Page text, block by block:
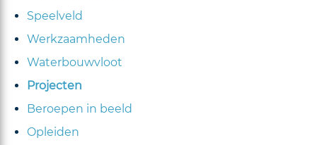
Speelveld
Werkzaamheden
Waterbouwvloot
Projecten
Beroepen in beeld
Opleiden